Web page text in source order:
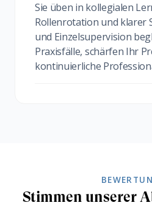
Sie üben in kollegialen
Rollenrotation und klarer
und Einzelsupervision
Praxisfälle, schärfen Ihr
kontinuierliche
Stimmen unserer